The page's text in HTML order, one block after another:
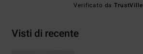
Verificato daTrustVille
Visti di recente